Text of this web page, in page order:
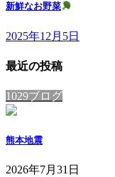
新鮮なお野菜
2025年12月5日
最近の投稿
1029ブログ
熊本地震
2026年7月31日